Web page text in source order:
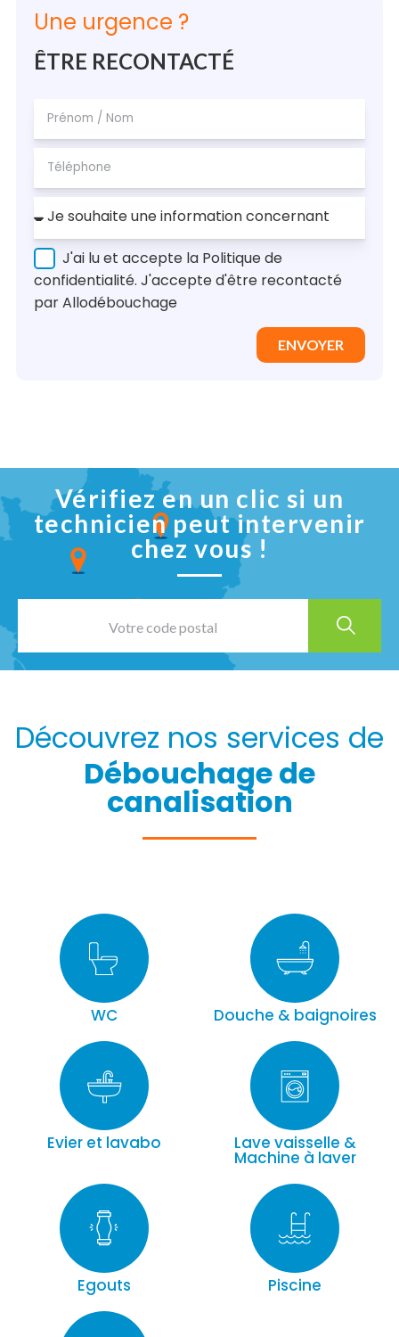
Une urgence ?
ÊTRE RECONTACTÉ
J'ai lu et accepte la Politique de
confidentialité. J'accepte d'être recontacté
par Allodébouchage
ENVOYER
Vérifiez en un clic si un
technicien peut intervenir
chez vous !
Découvrez nos services de
Débouchage de
canalisation
WC Douche & baignoires
Evier et lavabo Lave vaisselle &
Machine à laver
Egouts Piscine